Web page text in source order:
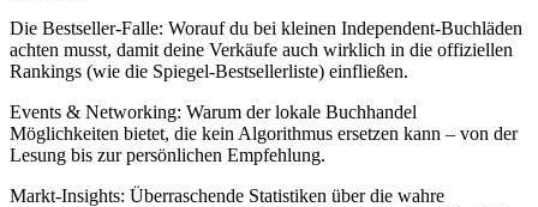
Die Bestseller-Falle: Worauf du bei kleinen Independent-Buchläden
achten musst, damit deine Verkäufe auch wirklich in die offiziellen
Rankings (wie die Spiegel-Bestsellerliste) einfließen.
Events & Networking: Warum der lokale Buchhandel
Möglichkeiten bietet, die kein Algorithmus ersetzen kann – von der
Lesung bis zur persönlichen Empfehlung.
Markt-Insights: Überraschende Statistiken über die wahre